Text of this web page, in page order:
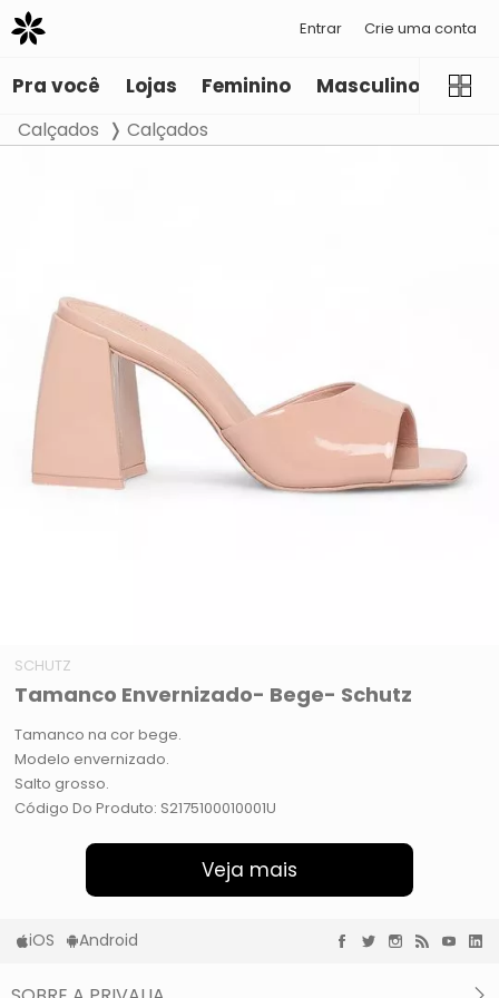
Entrar Crie uma conta
Pra você Lojas Feminino Masculino
Calçados Calçados
SCHUTZ
Tamanco Envernizado- Bege- Schutz
Tamanco na cor bege.
Modelo envernizado.
Salto grosso.
Código Do Produto: S2175100010001U
Veja mais
iOS Android